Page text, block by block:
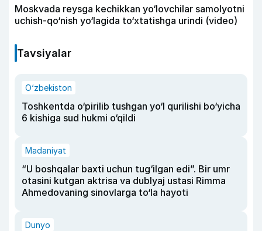
Moskvada reysga kechikkan yo‘lovchilar samolyotni
uchish-qo‘nish yo‘lagida to‘xtatishga urindi (video)
Tavsiyalar
O‘zbekiston
Toshkentda o‘pirilib tushgan yo‘l qurilishi bo‘yicha
6 kishiga sud hukmi o‘qildi
Madaniyat
“U boshqalar baxti uchun tug‘ilgan edi”. Bir umr
otasini kutgan aktrisa va dublyaj ustasi Rimma
Ahmedovaning sinovlarga to‘la hayoti
Dunyo